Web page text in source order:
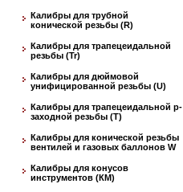
Калибры для трубной
конической резьбы (R)
Калибры для трапецеидальной
резьбы (Tr)
Калибры для дюймовой
унифицированной резьбы (U)
Калибры для трапецеидальной p-
заходной резьбы (T)
Калибры для конической резьбы
вентилей и газовых баллонов W
Калибры для конусов
инструментов (КМ)